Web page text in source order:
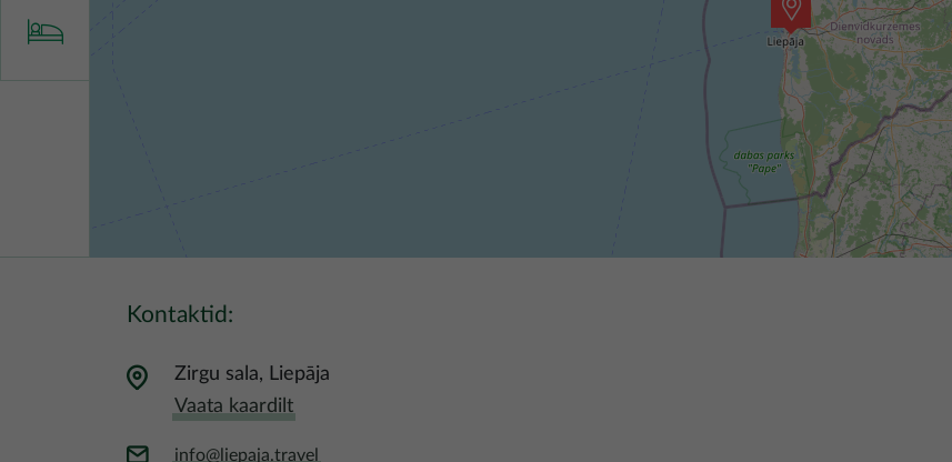
Kontaktid:
Zirgu sala, Liepāja
Vaata kaardilt
info@liepaja.travel